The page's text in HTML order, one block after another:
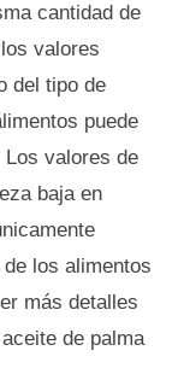
cantidad de
valores
del tipo de
puede
valores de
baja en
los alimentos
más detalles
de palma